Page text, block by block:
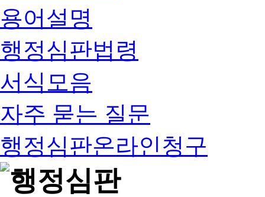
용어설명
행정심판법령
서식모음
자주 묻는 질문
행정심판온라인청구